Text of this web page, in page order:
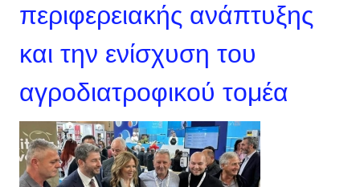
περιφερειακής ανάπτυξης
και την ενίσχυση του
αγροδιατροφικού τομέα